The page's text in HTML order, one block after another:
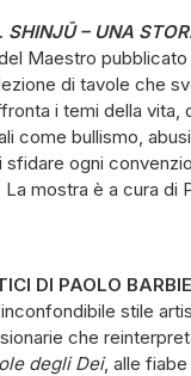
SHINJŪ –UNA
Maestro
di tavole che
i temi della
come bullismo,
ogni
mostra è a cura di
DI PAOLO
stile
che
degli Dei, alle fiabe